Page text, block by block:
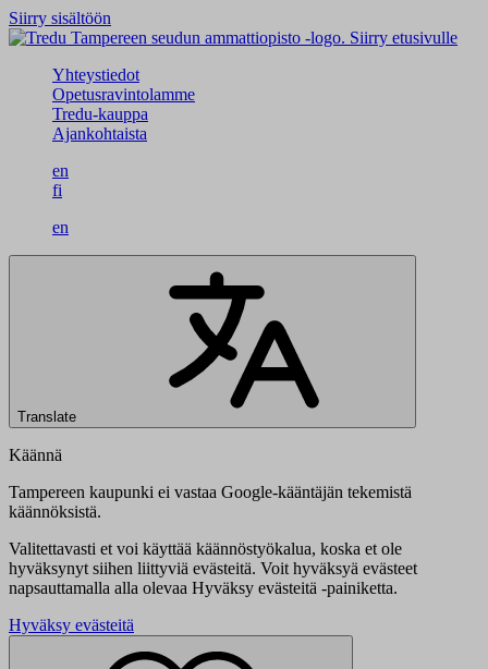
Siirry sisältöön
Siirry etusivulle
Yhteystiedot
Opetusravintolamme
Tredu-kauppa
Ajankohtaista
en
fi
en
Translate
Käännä
Tampereen kaupunki ei vastaa Google-kääntäjän tekemistä
käännöksistä.
Valitettavasti et voi käyttää käännöstyökalua, koska et ole
hyväksynyt siihen liittyviä evästeitä. Voit hyväksyä evästeet
napsauttamalla alla olevaa Hyväksy evästeitä -painiketta.
Hyväksy evästeitä